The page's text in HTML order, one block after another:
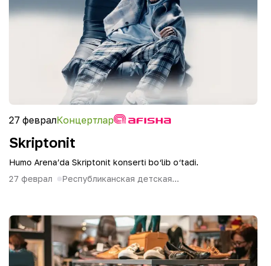
27 февралКонцертлар
Skriptonit
Humo Arena’da Skriptonit konserti bo‘lib o‘tadi.
27 феврал
Республиканская детская...